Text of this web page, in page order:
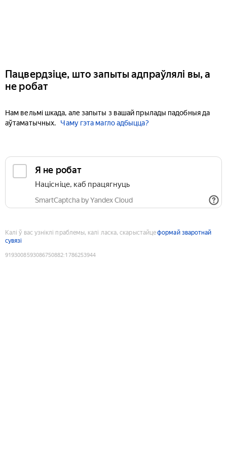
Пацвердзіце, што запыты адпраўлялі вы, а
не робат
Нам вельмі шкада, але запыты з вашай прылады падобныя да
аўтаматычных.
Чаму гэта магло адбыцца?
Я не робат
Націсніце, каб працягнуць
SmartCaptcha by Yandex Cloud
Калі ў вас узніклі праблемы, калі ласка, скарыстайцеформай зваротнай
сувязі
9193008593086750882:1786253944